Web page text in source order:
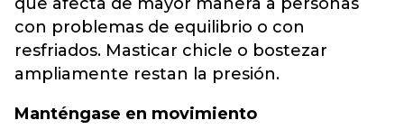
con problemas de equilibrio o con
resfriados. Masticar chicle o bostezar
ampliamente restan la presión.
Manténgase en movimiento